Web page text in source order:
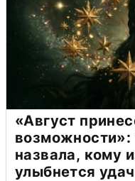
«Август
возможности»:
назвала, кому
улыбнется